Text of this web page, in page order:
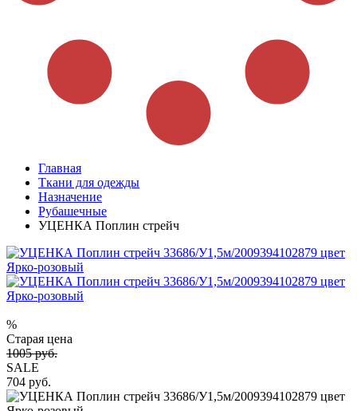
Главная
Ткани для одежды
Назначение
Рубашечные
УЦЕНКА Поплин стрейч
%
Старая цена
1005 руб.
SALE
704 руб.